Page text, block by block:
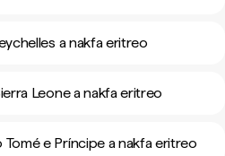
a nakfa eritreo
Leone a nakfa eritreo
Tomé e Príncipe a nakfa eritreo